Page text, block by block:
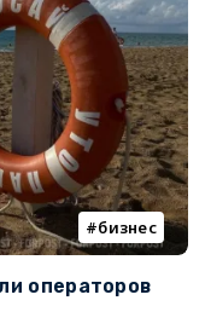
бизнес
операторов